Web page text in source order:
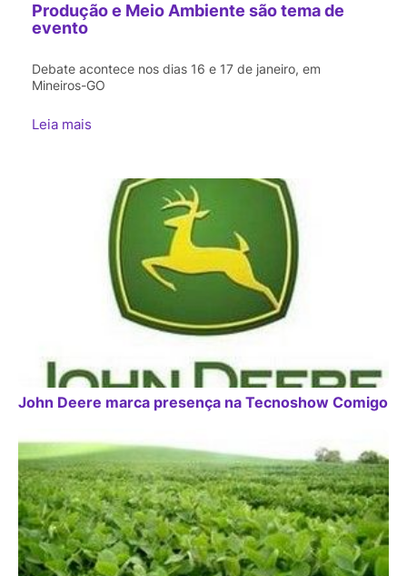
Produção e Meio Ambiente são tema de
evento
Debate acontece nos dias 16 e 17 de janeiro, em
Mineiros-GO
Leia mais
John Deere marca presença na Tecnoshow Comigo